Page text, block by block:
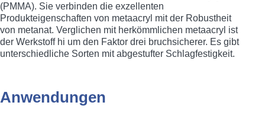
(PMMA). Sie verbinden die exzellenten
Produkteigenschaften von metaacryl mit der Robustheit
von metanat. Verglichen mit herkömmlichen metaacryl ist
der Werkstoff hi um den Faktor drei bruchsicherer. Es gibt
unterschiedliche Sorten mit abgestufter Schlagfestigkeit.
Anwendungen